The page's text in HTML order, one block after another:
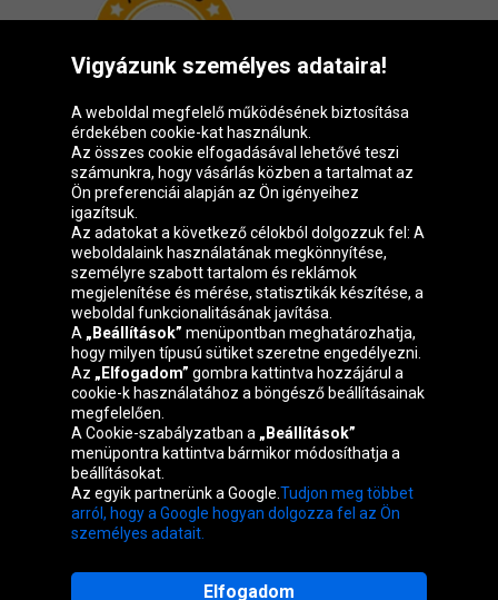
Oponeo csoport
Belgique
Česká
republika
Deutschland
España
Österreich Polska
Slovenská
republika
United
Kingdom
Vigyázunk személyes adataira!
A weboldal megfelelő működésének biztosítása
érdekében cookie-kat használunk.
Az összes cookie elfogadásával lehetővé teszi
számunkra, hogy vásárlás közben a tartalmat az
Ön preferenciái alapján az Ön igényeihez
igazítsuk.
Az adatokat a következő célokból dolgozzuk fel: A
weboldalaink használatának megkönnyítése,
személyre szabott tartalom és reklámok
megjelenítése és mérése, statisztikák készítése, a
weboldal funkcionalitásának javítása.
A „Beállítások” menüpontban meghatározhatja,
hogy milyen típusú sütiket szeretne engedélyezni.
Az „Elfogadom” gombra kattintva hozzájárul a
cookie-k használatához a böngésző beállításainak
megfelelően.
A Cookie-szabályzatban a „Beállítások”
menüpontra kattintva bármikor módosíthatja a
beállításokat.
Az egyik partnerünk a Google. Tudjon meg többet
arról, hogy a Google hogyan dolgozza fel az Ön
személyes adatait.
Elfogadom